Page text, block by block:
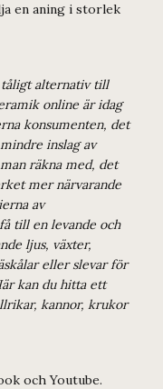
en aning i storlek
alternativ till
online är idag
konsumenten, det
inslag av
räkna med, det
mer närvarande
av
till en levande och
ljus, växter,
eller slevar för
kan du hitta ett
kannor, krukor
och Youtube.